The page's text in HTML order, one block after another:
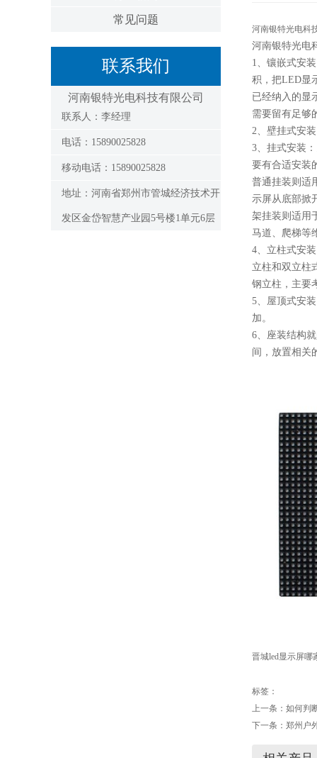
常见问题
联系我们
河南银特光电科技有限公司
联系人：李经理
电话：15890025828
移动电话：15890025828
地址：河南省郑州市管城经济技术开
发区金岱智慧产业园5号楼1单元6层
河南银特光电科
河南银特光电
1、镶嵌式安
积，把LED显
已经纳入的显
需要留有足够
2、壁挂式安
3、挂式安装
要有合适安装
普通挂装则适
示屏从底部掀
架挂装则适用
马道、爬梯等
4、立柱式安
立柱和双立柱
钢立柱，主要
5、屋顶式安
加。
6、座装结构
间，放置相关
晋城led显示屏哪
标签：
上一条： 如何判
下一条： 郑州户